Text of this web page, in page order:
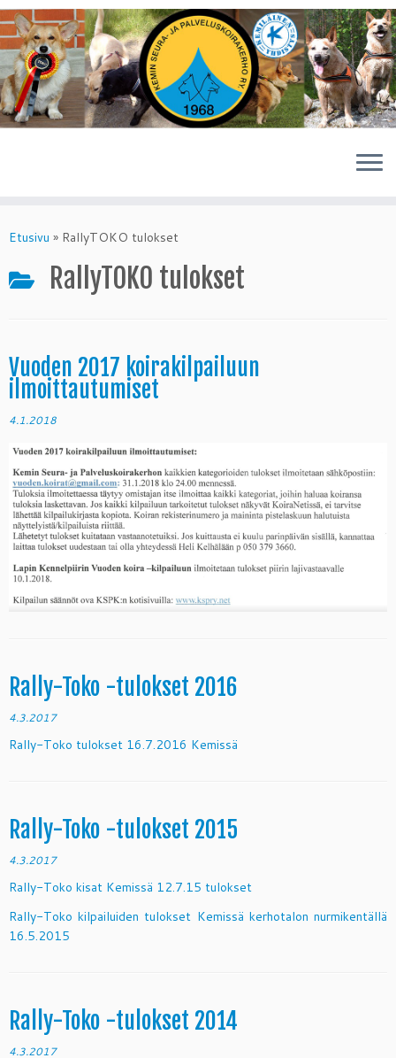
toEtusivu » RallyTOKO tulokset
RallyTOKO tulokset
Vuoden 2017 koirakilpailuun
ilmoittautumiset
4.1.2018
Rally-Toko -tulokset 2016
4.3.2017
Rally-Toko tulokset 16.7.2016 Kemissä
Rally-Toko -tulokset 2015
4.3.2017
Rally-Toko kisat Kemissä 12.7.15 tulokset
Rally-Toko kilpailuiden tulokset Kemissä kerhotalon nurmikentällä
16.5.2015
Rally-Toko -tulokset 2014
4.3.2017